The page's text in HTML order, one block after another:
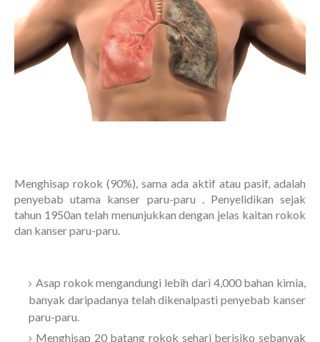
Menghisap rokok (90%), sama ada aktif atau pasif, adalah
penyebab utama kanser paru-paru . Penyelidikan sejak
tahun 1950an telah menunjukkan dengan jelas kaitan rokok
dan kanser paru-paru.
Asap rokok mengandungi lebih dari 4,000 bahan kimia,
banyak daripadanya telah dikenalpasti penyebab kanser
paru-paru.
Menghisap 20 batang rokok sehari berisiko sebanyak